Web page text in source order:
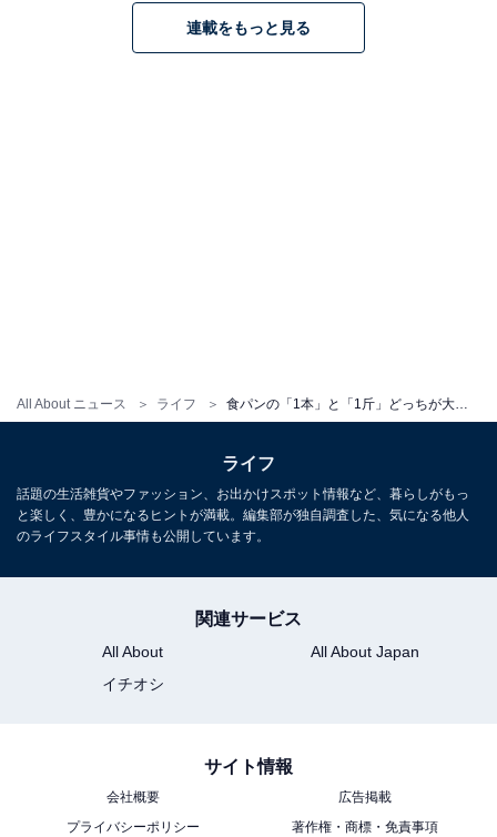
All About ニュース ライフ
手間がかかる一方で、酵母以外の乳酸菌などの作用によ
り、酸味のある複雑なおいしさが味わえます。
ことに、従来のイーストを使って風味も特に変わらない
ものまで「天然酵母パン」を名乗っている商品も……。
頼を得て行くためには、現状の天然酵母表示には何らか
の改善が必要である」と警鐘を鳴らしています。
連載をもっと見る
ライフ
話題の生活雑貨やファッション、お出かけスポット情報など、暮らしがもっ
と楽しく、豊かになるヒントが満載。編集部が独自調査した、気になる他人
のライフスタイル事情も公開しています。
関連サービス
All About
All About Japan
イチオシ
サイト情報
会社概要
広告掲載
プライバシーポリシー
著作権・商標・免責事項